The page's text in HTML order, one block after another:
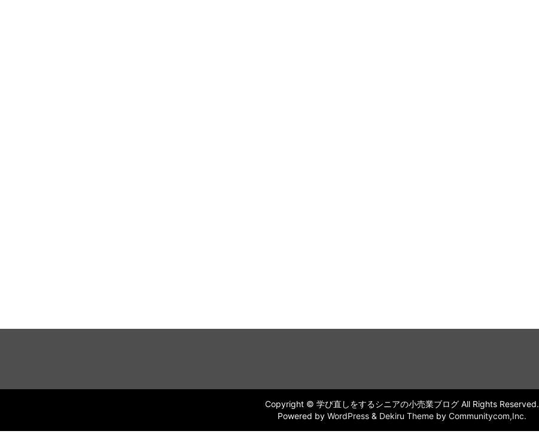
Copyright © 学び直しをするシニアの小売業ブログ All Rights Reserved.
Powered by WordPress & Dekiru Theme by Communitycom,Inc.